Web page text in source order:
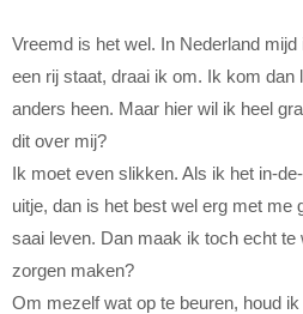
Vreemd is het wel. In Nederland
een rij staat, draai ik om. Ik kom dan
anders heen. Maar hier wil ik heel
dit over mij?
Ik moet even slikken. Als ik het in-
uitje, dan is het best wel erg met me
saai leven. Dan maak ik toch echt
zorgen maken?
Om mezelf wat op te beuren, houd